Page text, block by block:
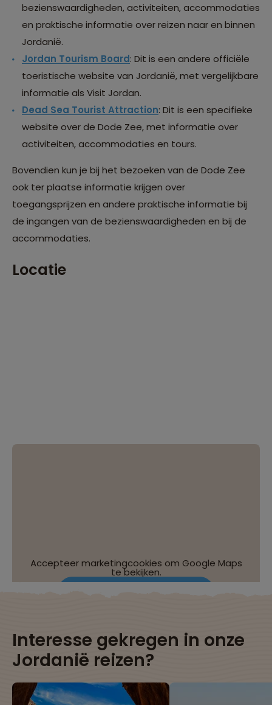
bezienswaardigheden, activiteiten, accommodaties
en praktische informatie over reizen naar en binnen
Jordanië.
Jordan Tourism Board: Dit is een andere officiële
toeristische website van Jordanië, met vergelijkbare
informatie als Visit Jordan.
Dead Sea Tourist Attraction: Dit is een specifieke
website over de Dode Zee, met informatie over
activiteiten, accommodaties en tours.
Bovendien kun je bij het bezoeken van de Dode Zee
ook ter plaatse informatie krijgen over
toegangsprijzen en andere praktische informatie bij
de ingangen van de bezienswaardigheden en bij de
accommodaties.
Locatie
Accepteer marketingcookies om Google Maps
te bekijken.
Interesse gekregen in onze
Jordanië reizen?